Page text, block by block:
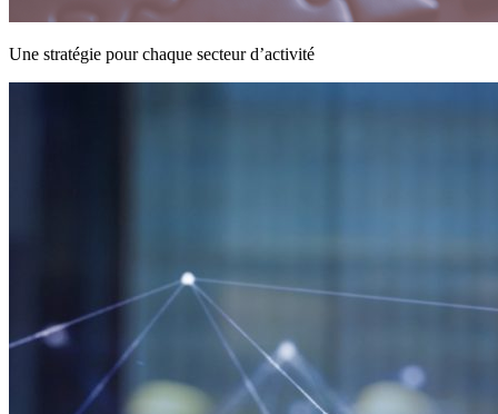
Une stratégie pour chaque secteur d’activité